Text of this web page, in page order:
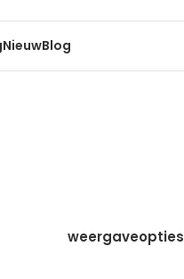
NieuwBlog
weergaveopties